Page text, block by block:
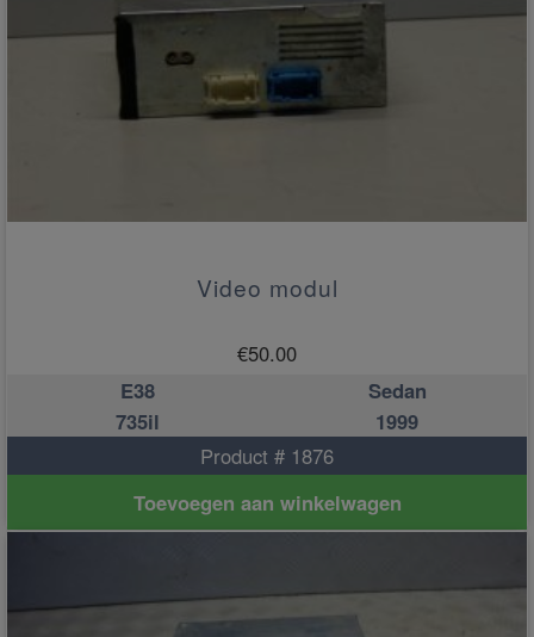
Video modul
€50.00
E38
Sedan
735il
1999
Product # 1876
Toevoegen aan winkelwagen